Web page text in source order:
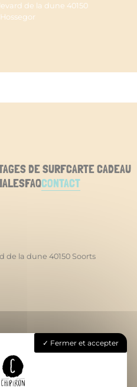
de la dune 40150
DE SURFCARTE CADEAU
FAQCONTACT
de la dune 40150 Soorts
Fermer et accepter